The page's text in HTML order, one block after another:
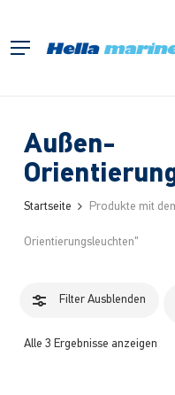
springen
Menü
Außen-
Startseite Produkte mit
Orientierungsleuchten"
Filter Ausblenden
Alle 3 Ergebnisse anzeigen